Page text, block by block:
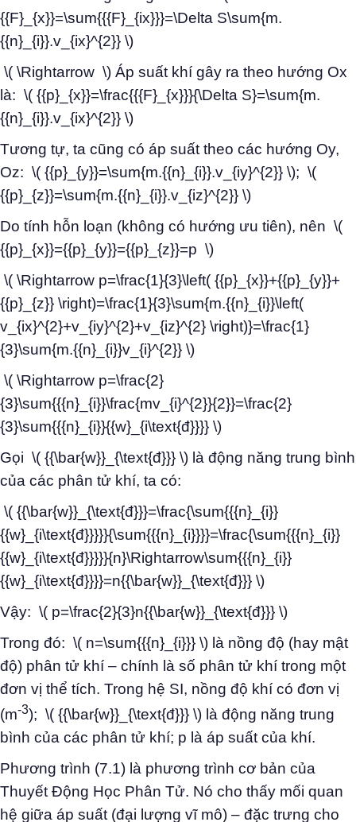
{{F}_{x}}=\sum{{{F}_{ix}}}=\Delta S\sum{m.
{{n}_{i}}.v_{ix}^{2}} \)
\( \Rightarrow \) Áp suất khí gây ra theo hướng Ox
là: \( {{p}_{x}}=\frac{{{F}_{x}}}{\Delta S}=\sum{m.
{{n}_{i}}.v_{ix}^{2}} \)
Tương tự, ta cũng có áp suất theo các hướng Oy,
Oz: \( {{p}_{y}}=\sum{m.{{n}_{i}}.v_{iy}^{2}} \); \(
{{p}_{z}}=\sum{m.{{n}_{i}}.v_{iz}^{2}} \)
Do tính hỗn loạn (không có hướng ưu tiên), nên \(
{{p}_{x}}={{p}_{y}}={{p}_{z}}=p \)
\( \Rightarrow p=\frac{1}{3}\left( {{p}_{x}}+{{p}_{y}}+
{{p}_{z}} \right)=\frac{1}{3}\sum{m.{{n}_{i}}\left(
v_{ix}^{2}+v_{iy}^{2}+v_{iz}^{2} \right)}=\frac{1}
{3}\sum{m.{{n}_{i}}v_{i}^{2}} \)
\( \Rightarrow p=\frac{2}
{3}\sum{{{n}_{i}}\frac{mv_{i}^{2}}{2}}=\frac{2}
{3}\sum{{{n}_{i}}{{w}_{i\text{đ}}}} \)
Gọi \( {{\bar{w}}_{\text{đ}}} \) là động năng trung bình
của các phân tử khí, ta có:
\( {{\bar{w}}_{\text{đ}}}=\frac{\sum{{{n}_{i}}
{{w}_{i\text{đ}}}}}{\sum{{{n}_{i}}}}=\frac{\sum{{{n}_{i}}
{{w}_{i\text{đ}}}}}{n}\Rightarrow\sum{{{n}_{i}}
{{w}_{i\text{đ}}}}=n{{\bar{w}}_{\text{đ}}} \)
Vậy: \( p=\frac{2}{3}n{{\bar{w}}_{\text{đ}}} \)
Trong đó: \( n=\sum{{{n}_{i}}} \) là nồng độ (hay mật
độ) phân tử khí – chính là số phân tử khí trong một
đơn vị thể tích. Trong hệ SI, nồng độ khí có đơn vị
(m-3); \( {{\bar{w}}_{\text{đ}}} \) là động năng trung
bình của các phân tử khí; p là áp suất của khí.
Phương trình (7.1) là phương trình cơ bản của
Thuyết Động Học Phân Tử. Nó cho thấy mối quan
hệ giữa áp suất (đại lượng vĩ mô) – đặc trưng cho